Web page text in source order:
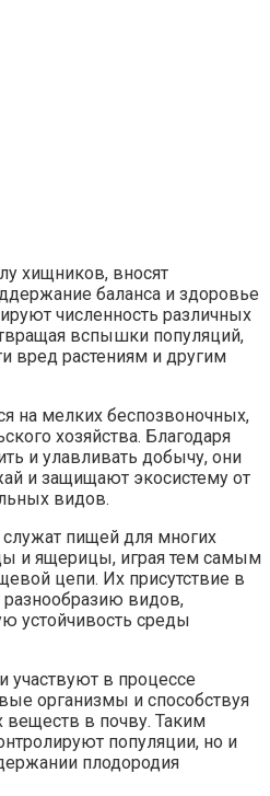
хищников, вносят
баланса и здоровье
численность различных
вспышки популяций,
вред растениям и другим
на мелких беспозвоночных,
хозяйства. Благодаря
и улавливать добычу, они
и защищают экосистему от
видов.
пищей для многих
и ящерицы, играя тем самым
цепи. Их присутствие в
разнообразию видов,
устойчивость среды
участвуют в процессе
организмы и способствуя
веществ в почву. Таким
популяции, но и
плодородия